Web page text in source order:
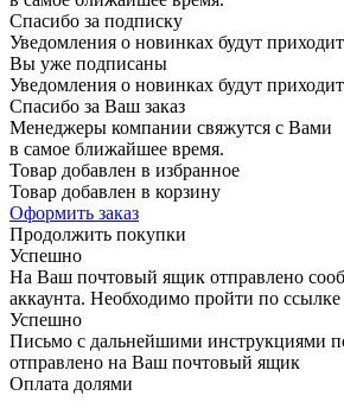
Спасибо за подписку
Уведомления о новинках будут
Вы уже подписаны
Уведомления о новинках будут
Спасибо за Ваш заказ
Менеджеры компании свяжутся с Вами
в самое ближайшее время.
Товар добавлен в избранное
Товар добавлен в корзину
Оформить заказ
Продолжить покупки
Успешно
На Ваш почтовый ящик отправлено
аккаунта. Необходимо пройти по
Успешно
Письмо с дальнейшими инструкциями
отправлено на Ваш почтовый ящик
Оплата долями